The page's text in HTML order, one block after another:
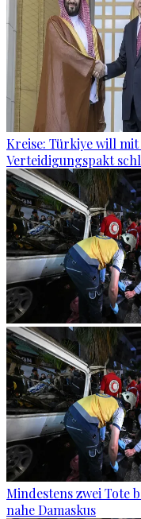
Kreise: Türkiye will
Verteidigungspakt
Mindestens zwei Tote
nahe Damaskus